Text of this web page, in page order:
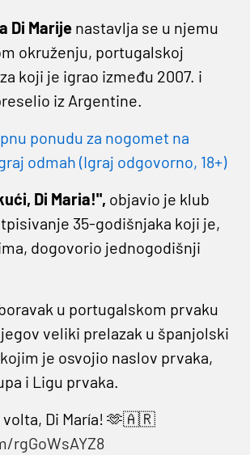
Di Marije nastavlja se u njemu
okruženju, portugalskoj
koji je igrao između 2007. i
iz Argentine.
ponudu za nogomet na
odmah (Igraj odgovorno, 18+)
Di Maria!", objavio je klub
35-godišnjaka koji je,
dogovorio jednogodišnji
u portugalskom prvaku
veliki prelazak u španjolski
je osvojio naslov prvaka,
i Ligu prvaka.
volta, Di María! 🫶🇦🇷
rgGoWsAYZ8